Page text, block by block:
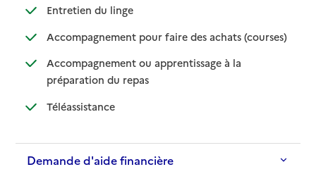
Entretien du linge: disponible
: non disponible
Accompagnement pour faire des achats (courses)
:
: non
Accompagnement ou apprentissage à la
préparation du repas: disponible
: non disponible
Téléassistance: disponible
: non disponible
Demande d'aide financière